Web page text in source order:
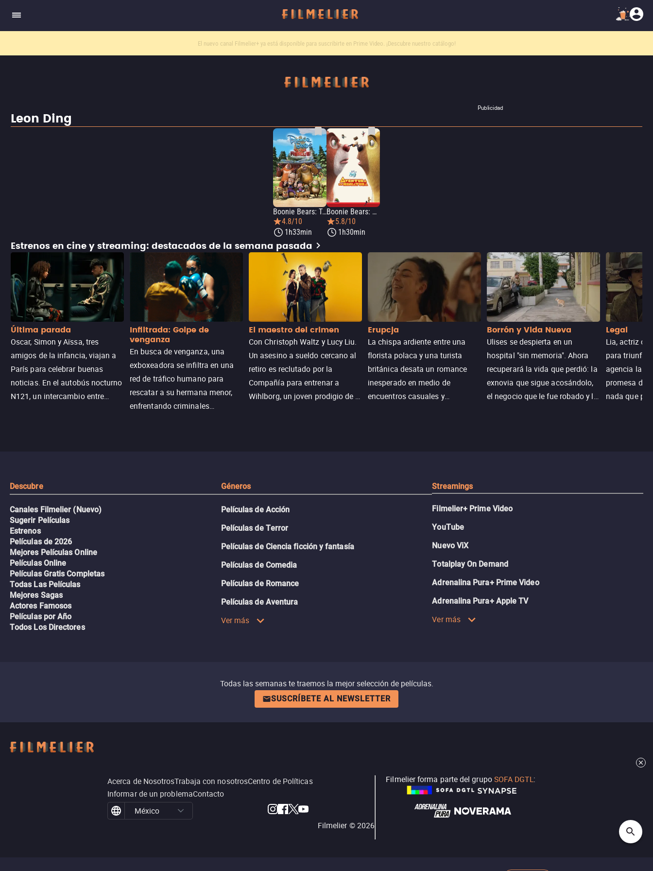
El nuevo canal Filmelier+ya está disponible para suscribirte en Prime Video. ¡Descubre nuestro catálogo!
Publicidad
Leon Ding
Boonie Bears: To The Rescue
4.8/10
1h33min
Boonie Bears: una aventura en miniatura
5.8/10
1h30min
Estrenos en cine y streaming: destacados de la semana pasada
Última parada
Oscar, Simon y Aïssa, tres
amigos de la infancia, viajan a
París para celebrar buenas
noticias. En el autobús nocturno
N121, un intercambio entre
Infiltrada: Golpe de
venganza
En busca de venganza, una
exboxeadora se infiltra en una
red de tráfico humano para
rescatar a su hermana menor,
enfrentando criminales
El maestro del crimen
Con Christoph Waltz y Lucy Liu.
Un asesino a sueldo cercano al
retiro es reclutado por la
Compañía para entrenar a
Wihlborg, un joven prodigio de la
Erupcja
La chispa ardiente entre una
florista polaca y una turista
británica desata un romance
inesperado en medio de
encuentros casuales y
Borrón y Vida Nueva
Ulises se despierta en un
hospital "sin memoria". Ahora
recuperará la vida que perdió: la
exnovia que sigue acosándolo,
el negocio que le fue robado y la
Legal
Lia, actriz
para triunfar
agencia la
promesa de
nada que
Descubre
Canales Filmelier (Nuevo)
Sugerir Películas
Estrenos
Películas de 2026
Mejores Películas Online
Películas Online
Películas Gratis Completas
Todas Las Películas
Mejores Sagas
Actores Famosos
Películas por Año
Todos Los Directores
Géneros
Películas de Acción
Películas de Terror
Películas de Ciencia ficción y fantasía
Películas de Comedia
Películas de Romance
Películas de Aventura
Ver más
Streamings
Filmelier+ Prime Video
YouTube
Nuevo ViX
Totalplay On Demand
Adrenalina Pura+ Prime Video
Adrenalina Pura+ Apple TV
Ver más
Todas las semanas te traemos la mejor selección de películas.
SUSCRÍBETE AL NEWSLETTER
Acerca de NosotrosTrabaja con nosotrosCentro de Políticas
Informar de un problemaContacto
México
Filmelier ©2026
Filmelier forma parte del grupoSOFA DGTL: